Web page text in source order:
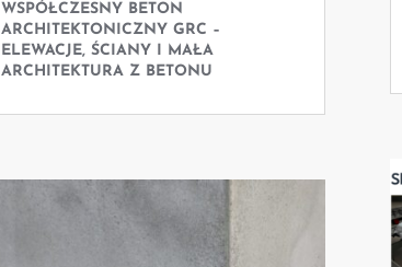
WSPÓŁCZESNY BETON
ARCHITEKTONICZNY GRC –
ELEWACJE, ŚCIANY I MAŁA
ARCHITEKTURA Z BETONU